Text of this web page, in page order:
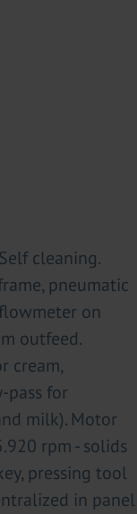
cleaning.
pneumatic
on
outfeed.
cream,
pass for
milk). Motor
rpm - solids
pressing tool
in panel